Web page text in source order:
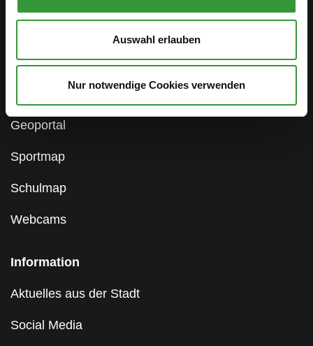
Auswahl erlauben
Nur notwendige Cookies verwenden
Hinweisgebersystem
Geoportal
Sportmap
Schulmap
Webcams
Information
Aktuelles aus der Stadt
Social Media